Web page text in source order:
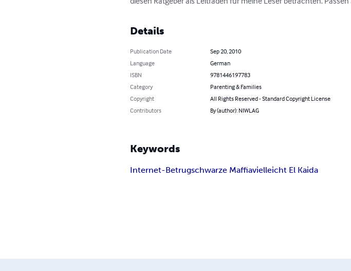
Details
Publication Date
Sep 20, 2010
Language
German
ISBN
9781446197783
Category
Parenting & Families
Copyright
All Rights Reserved - Standard Copyright License
Contributors
By (author): NIWLAG
Keywords
Internet-Betrugschwarze Maffiavielleicht El Kaida